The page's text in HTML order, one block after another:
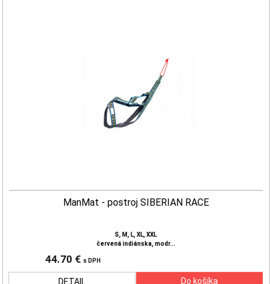
ManMat - postroj SIBERIAN RACE
S, M, L, XL, XXL
červená indiánska, modr...
44.70 € s DPH
DETAIL